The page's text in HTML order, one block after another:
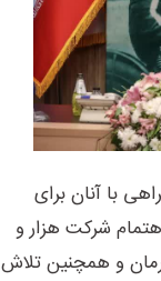
با آنان برای
شرکت هزار و
و همچنین تلاش